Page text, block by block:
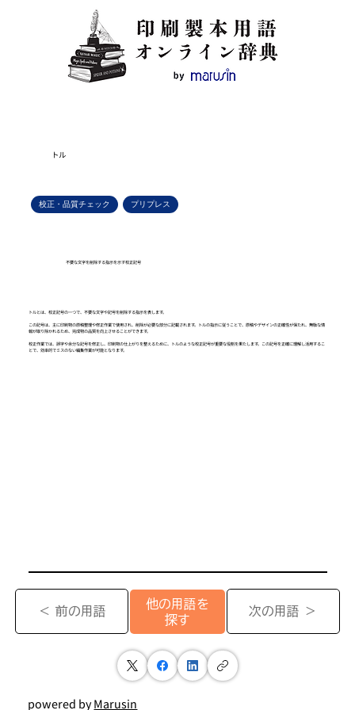
トル
校正・品質チェック プリプレス
不要な文字を削除する指示を示す校正記号
トルとは、校正記号の一つで、不要な文字や記号を削除する指示を表します。
この記号は、主に印刷物の原稿整理や修正作業で使用され、削除が必要な部分に記載されます。トルの指示に従うことで、原稿やデザインの正確性が保たれ、無駄な情
報が取り除かれるため、完成物の品質を向上させることができます。
校正作業では、誤字や余分な記号を修正し、印刷物の仕上がりを整えるために、トルのような校正記号が重要な役割を果たします。この記号を正確に理解し活用するこ
とで、効率的でミスのない編集作業が可能となります。
＜ 前の用語
他の用語を
探す
次の用語 ＞
powered byMarusin